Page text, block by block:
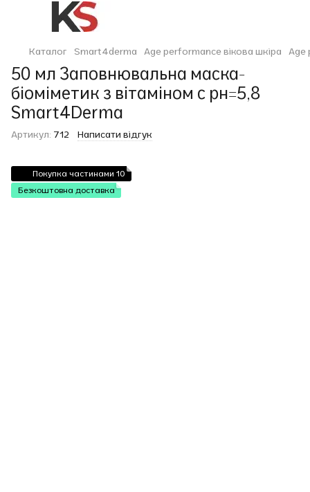
Каталог Smart4derma Age performance вікова шкіра Age
50 мл Заповнювальна маска-
біоміметик з вітаміном с рн=5,8
Smart4Derma
Артикул: 712 Написати відгук
Покупка частинами 10
Безкоштовна доставка